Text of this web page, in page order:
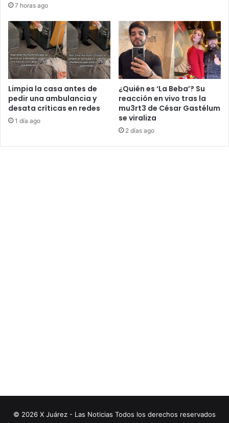
7 horas ago
Limpia la casa antes de
pedir una ambulancia y
desata críticas en redes
1 día ago
¿Quién es ‘La Beba’? Su
reacción en vivo tras la
mu3rt3 de César Gastélum
se viraliza
2 días ago
© 2026 X Juárez - Las Noticias Todos los derechos reservados